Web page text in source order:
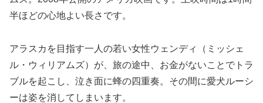
半ほどの心地よい長さです。
アラスカを目指す一人の若い女性ウェンディ（ミッシェ
ル・ウィリアムズ）が、旅の途中、お金がないことでトラ
ブルを起こし、泣き面に蜂の四重奏。その間に愛犬ルーシ
ーは姿を消してしまいます。